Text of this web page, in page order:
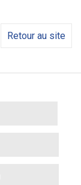
Retour au site